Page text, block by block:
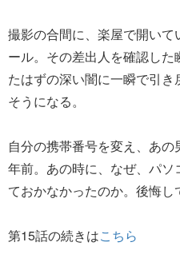
撮影の合間に、楽屋で開い
ール。その差出人を確認し
たはずの深い闇に一瞬で引
そうになる。
自分の携帯番号を変え、あ
年前。あの時に、なぜ、パソ
ておかなかったのか。後悔し
第15話の続きはこちら